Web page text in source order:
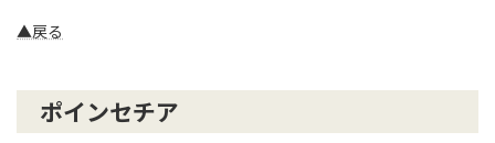
▲戻る
ポインセチア